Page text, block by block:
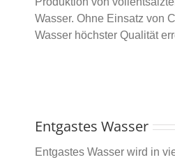
Wasser. Ohne Einsatz von
Wasser höchster Qualität
Entgastes Wasser
Entgastes Wasser wird in